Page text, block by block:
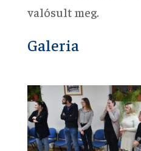
valósult meg.
Galeria